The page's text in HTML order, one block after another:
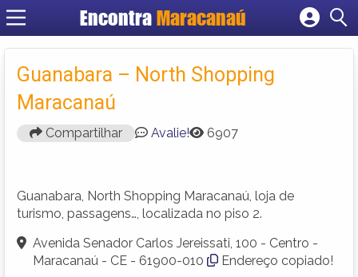
Encontra Maracanaú
Cadastrar empresa
Criar conta
Guanabara – North Shopping
Maracanaú
Compartilhar Avalie! 6907
Guanabara, North Shopping Maracanaú, loja de
turismo, passagens…, localizada no piso 2.
Avenida Senador Carlos Jereissati, 100 - Centro -
Maracanaú - CE - 61900-010
Endereço copiado!